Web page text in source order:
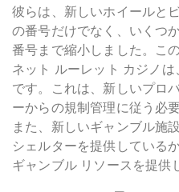
彼らは、新しいホイールと
の番号だけでなく、いくつ
番号まで縮小しました。こ
ネット ルーレット カジノ
です。これは、新しいプロ
ーからの規制管理に従う必
また、新しいギャンブル施
シェルターを提供している
ギャンブル リソースを提供